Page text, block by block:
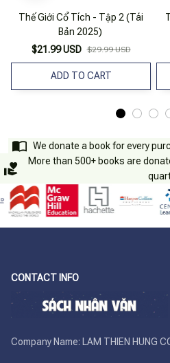
Thế Giới Cổ Tích - Tập 2 (Tái
Bản 2025)
$21.99 USD $29.99 USD
ADD TO CART
We donate a book for every
More than 500+ books are
CONTACT INFO
Company Name: LAM THIEN HUNG